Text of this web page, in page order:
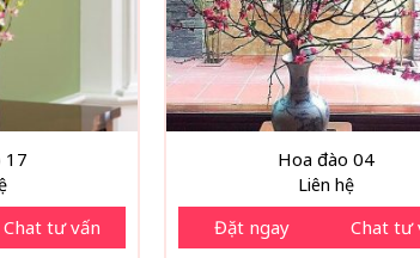
17
Chat tư vấn
Hoa đào 04
Liên hệ
Đặt ngay Chat tư